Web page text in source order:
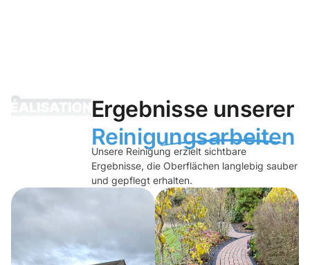
Ergebnisse unserer
Reinigungsarbeiten
Unsere Reinigung erzielt sichtbare
Ergebnisse, die Oberflächen langlebig sauber
und gepflegt erhalten.